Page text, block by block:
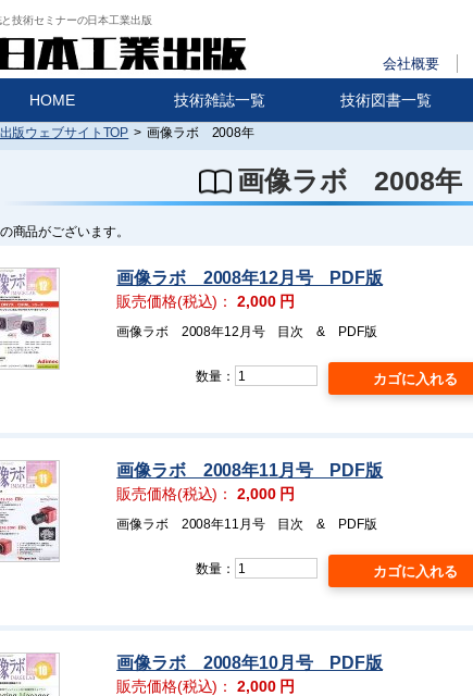
と技術セミナーの日本工業出版
会社概要
HOME 技術雑誌一覧 技術図書一覧
版ウェブサイトTOP > 画像ラボ 2008年
画像ラボ 2008年
の商品がございます。
画像ラボ 2008年12月号 PDF版
販売価格(税込)：2,000円
画像ラボ 2008年12月号 目次 & PDF版
数量：
画像ラボ 2008年11月号 PDF版
販売価格(税込)：2,000円
画像ラボ 2008年11月号 目次 & PDF版
数量：
画像ラボ 2008年10月号 PDF版
販売価格(税込)：2,000円